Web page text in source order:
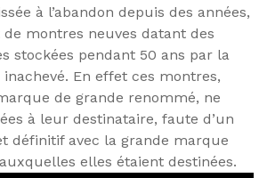
à l’abandon depuis des années,
montres neuves datant des
stockées pendant 50 ans par la
En effet ces montres,
de grande renommé, ne
à leur destinataire, faute d’un
définitif avec la grande marque
elles étaient destinées.